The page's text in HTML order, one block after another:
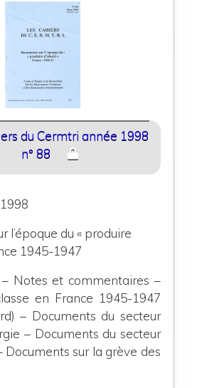
du Cermtri année 1998
n° 88
l’époque du « produire
1945-1947
Notes et commentaires –
en France 1945-1947
– Documents du secteur
– Documents du secteur
Documents sur la grève des